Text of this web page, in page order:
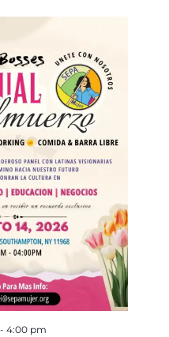
- 4:00 pm